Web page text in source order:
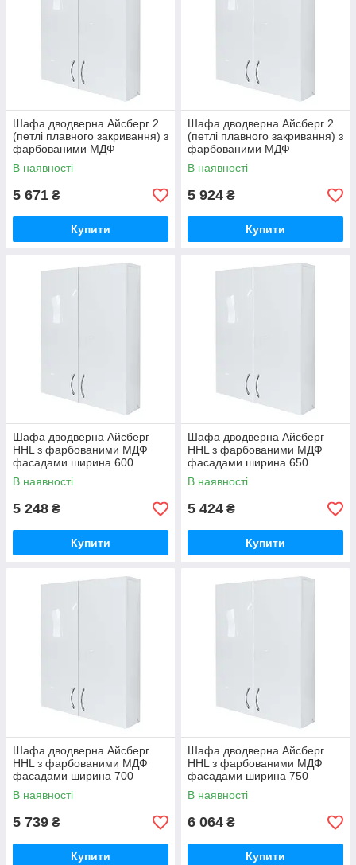
Шафа дводверна Айсберг 2
(петлі плавного закривання) з
фарбованими МДФ
фасадами ширина 850
МАКСІ-МЕбель
В наявності
5 671 ₴
Купити
Шафа дводверна Айсберг 2
(петлі плавного закривання) з
фарбованими МДФ
фасадами ширина 900
МАКСІ-МЕбель
В наявності
5 924 ₴
Купити
Шафа дводверна Айсберг
HHL з фарбованими МДФ
фасадами ширина 600
МЕКСІ (5102718)
В наявності
5 248 ₴
Купити
Шафа дводверна Айсберг
HHL з фарбованими МДФ
фасадами ширина 650
МАКСІ-Мебель (5102719)
В наявності
5 424 ₴
Купити
Шафа дводверна Айсберг
HHL з фарбованими МДФ
фасадами ширина 700
МАКСІ-Мебель (5102720)
В наявності
5 739 ₴
Купити
Шафа дводверна Айсберг
HHL з фарбованими МДФ
фасадами ширина 750
МАКСІ-Мебель (5102721)
В наявності
6 064 ₴
Купити